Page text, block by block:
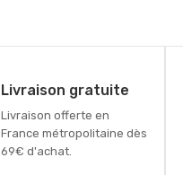
Livraison gratuite
Livraison offerte en
France métropolitaine dès
69€ d'achat.